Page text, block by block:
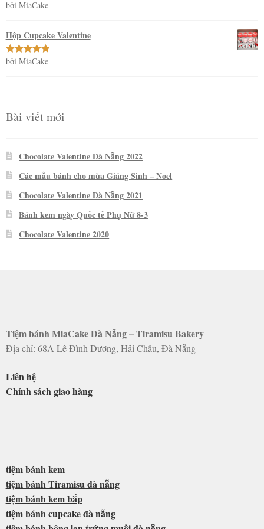
Được xếp
bởi MiaCake
Hộp Cupcake Valentine
Được xếp
bởi MiaCake
Bài viết mới
Chocolate Valentine Đà Nẵng 2022
Các mẫu bánh cho mùa Giáng Sinh – Noel
Chocolate Valentine Đà Nẵng 2021
Bánh kem ngày Quốc tế Phụ Nữ 8-3
Chocolate Valentine 2020
Tiệm bánh MiaCake Đà Nẵng – Tiramisu Bakery
Địa chỉ: 68A Lê Đình Dương, Hải Châu, Đà Nẵng
Liên hệ
Chính sách giao hàng
tiệm bánh kem
tiệm bánh Tiramisu đà nẵng
tiệm bánh kem bắp
tiệm bánh cupcake đà nẵng